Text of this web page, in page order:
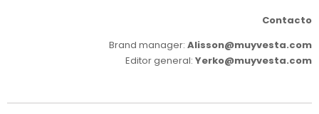
Contacto
Brand manager: Alisson@muyvesta.com
Editor general: Yerko@muyvesta.com